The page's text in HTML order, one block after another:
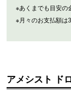
※あくまでも目安の
※月々のお支払額は
アメシスト ド